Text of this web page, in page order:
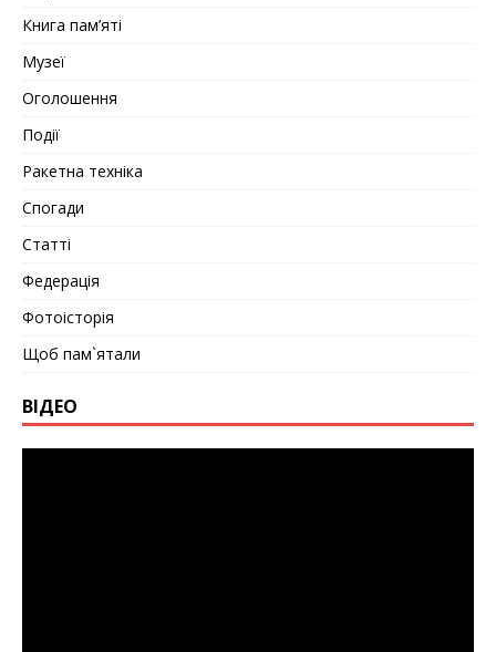
Книга пам’яті
Музеї
Оголошення
Події
Ракетна техніка
Спогади
Статті
Федерація
Фотоісторія
Щоб пам`ятали
ВІДЕО